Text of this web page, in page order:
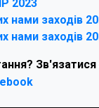
2023
нами заходів
нами заходів
Зв'язатися